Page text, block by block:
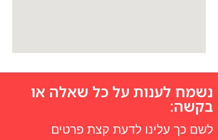
נשמח לענות על כל שאלה או
בקשה:
לשם כך עלינו לדעת קצת פרטים